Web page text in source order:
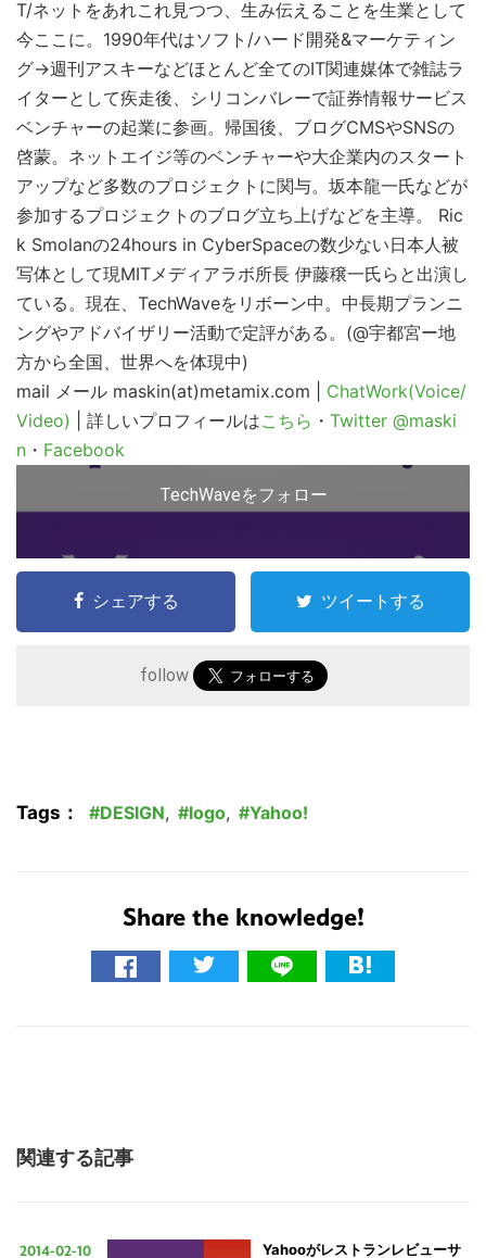
T/ネットをあれこれ見つつ、生み伝えることを生業として
今ここに。1990年代はソフト/ハード開発&マーケティン
グ→週刊アスキーなどほとんど全てのIT関連媒体で雑誌ラ
イターとして疾走後、シリコンバレーで証券情報サービス
ベンチャーの起業に参画。帰国後、ブログCMSやSNSの
啓蒙。ネットエイジ等のベンチャーや大企業内のスタート
アップなど多数のプロジェクトに関与。坂本龍一氏などが
参加するプロジェクトのブログ立ち上げなどを主導。 Ric
k Smolanの24hours in CyberSpaceの数少ない日本人被
写体として現MITメディアラボ所長 伊藤穣一氏らと出演し
ている。現在、TechWaveをリボーン中。中長期プランニ
ングやアドバイザリー活動で定評がある。(@宇都宮ー地
方から全国、世界へを体現中)
mail メール maskin(at)metamix.com | ChatWork(Voice/
Video) | 詳しいプロフィールはこちら ・ Twitter @maski
n ・ Facebook
TechWaveをフォロー
シェアする ツイートする
follow
Tags： DESIGN, logo, Yahoo!
Share the knowledge!
関連する記事
2014-02-10
Yahooがレストランレビューサ
こ
の
サ
イ
ト
を
検
索
す
る